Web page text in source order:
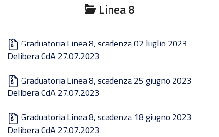
Linea 8
Graduatoria Linea 8, scadenza 02 luglio 2023
Delibera CdA 27.07.2023
Graduatoria Linea 8, scadenza 25 giugno 2023
Delibera CdA 27.07.2023
Graduatoria Linea 8, scadenza 18 giugno 2023
Delibera CdA 27.07.2023